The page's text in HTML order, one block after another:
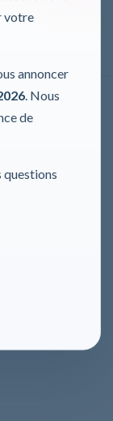
votre
annoncer
. Nous
de
questions